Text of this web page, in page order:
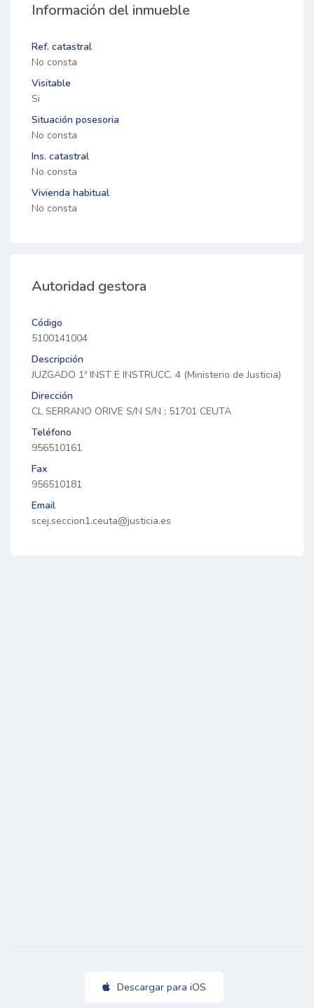
Información del inmueble
Ref. catastral
No consta
Visitable
Si
Situación posesoria
No consta
Ins. catastral
No consta
Vivienda habitual
No consta
Autoridad gestora
Código
5100141004
Descripción
JUZGADO 1ª INST E INSTRUCC. 4 (Ministerio de Justicia)
Dirección
CL SERRANO ORIVE S/N S/N ; 51701 CEUTA
Teléfono
956510161
Fax
956510181
Email
scej.seccion1.ceuta@justicia.es
Descargar para iOS